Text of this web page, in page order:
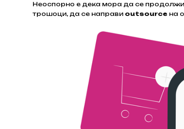
Неоспорно е дека мора да се
трошоци, да се направи outsource на